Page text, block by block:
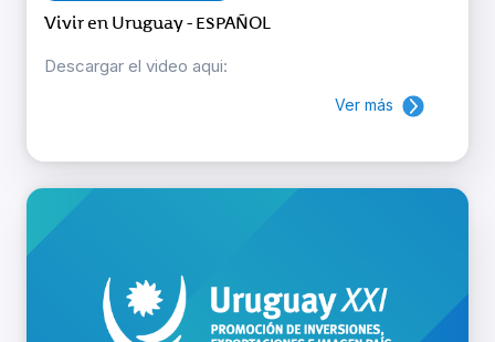
Vivir en Uruguay - ESPAÑOL
Descargar el video aqui:
Ver más